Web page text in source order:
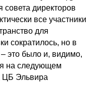
совета директоров
все участники
для
сократилось, но в
это было и, видимо,
на следующем
ЦБ Эльвира